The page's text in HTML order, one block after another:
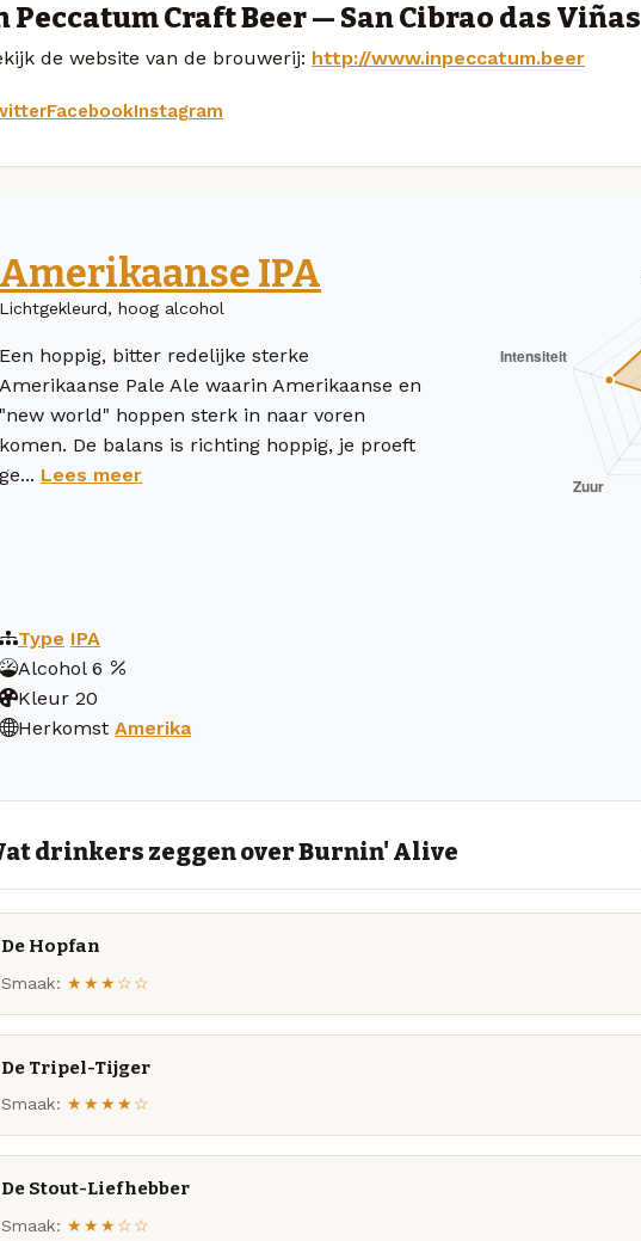
Peccatum Craft Beer — San Cibrao das Viñas
de website van de brouwerij: http://www.inpeccatum.beer
FacebookInstagram
Amerikaanse IPA
Lichtgekleurd, hoog alcohol
Een hoppig, bitter redelijke sterke
Amerikaanse Pale Ale waarin Amerikaanse en
"new world" hoppen sterk in naar voren
komen. De balans is richting hoppig, je proeft
ge... Lees meer
Type IPA
Alcohol 6
Kleur 20
Herkomst Amerika
drinkers zeggen over Burnin' Alive
De Hopfan
Smaak: ★★★☆☆
De Tripel-Tijger
Smaak: ★★★★☆
De Stout-Liefhebber
Smaak: ★★★☆☆